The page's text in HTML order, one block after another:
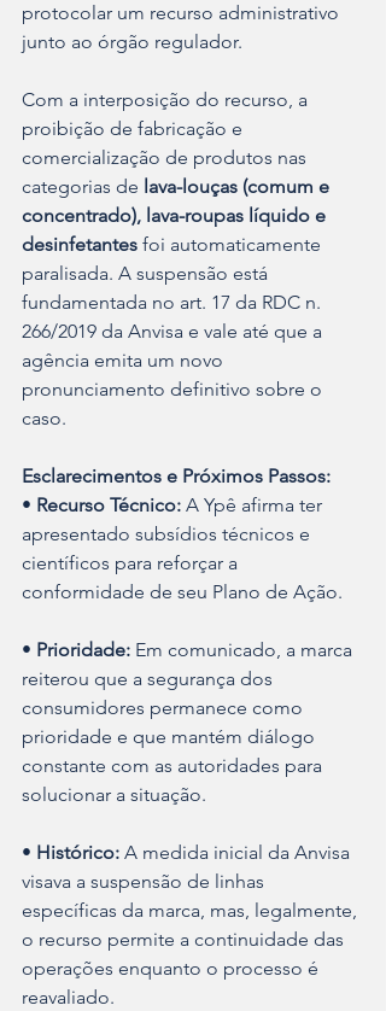
protocolar um recurso administrativo
junto ao órgão regulador.
Com a interposição do recurso, a
proibição de fabricação e
comercialização de produtos nas
categorias de lava-louças (comum e
concentrado), lava-roupas líquido e
desinfetantes foi automaticamente
paralisada. A suspensão está
fundamentada no art. 17 da RDC n.
266/2019 da Anvisa e vale até que a
agência emita um novo
pronunciamento definitivo sobre o
caso.
Esclarecimentos e Próximos Passos:
• Recurso Técnico: A Ypê afirma ter
apresentado subsídios técnicos e
científicos para reforçar a
conformidade de seu Plano de Ação.
• Prioridade: Em comunicado, a marca
reiterou que a segurança dos
consumidores permanece como
prioridade e que mantém diálogo
constante com as autoridades para
solucionar a situação.
• Histórico: A medida inicial da Anvisa
visava a suspensão de linhas
específicas da marca, mas, legalmente,
o recurso permite a continuidade das
operações enquanto o processo é
reavaliado.